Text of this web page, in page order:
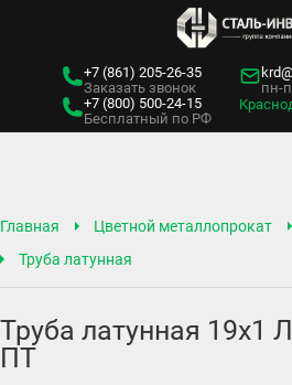
+7 (861) 205-26-35
Заказать звонок
+7 (800) 500-24-15
Бесплатный по РФ
пн-
Главная Цветной металлопрокат
Труба латунная
Труба латунная 19х1
ПТ